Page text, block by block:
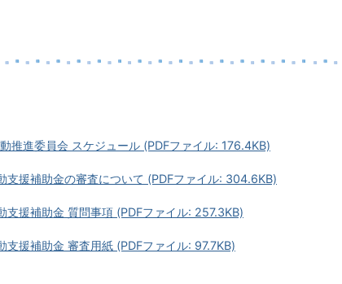
推進委員会 スケジュール (PDFファイル: 176.4KB)
支援補助金の審査について (PDFファイル: 304.6KB)
支援補助金 質問事項 (PDFファイル: 257.3KB)
支援補助金 審査用紙 (PDFファイル: 97.7KB)